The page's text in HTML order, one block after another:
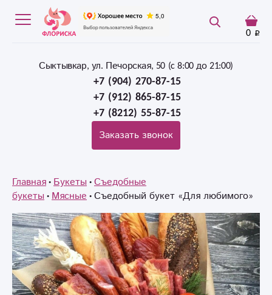
0
Сыктывкар, ул. Печорская, 50 (c 8:00 до 21:00)
+7 (904) 270-87-15
+7 (912) 865-87-15
+7 (8212) 55-87-15
Заказать звонок
Главная Букеты Съедобные
букеты Мясные Съедобный букет «Для любимого»